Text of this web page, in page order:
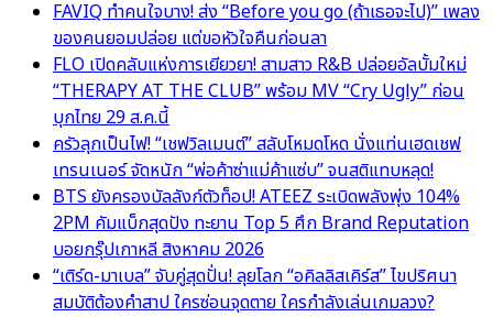
FAVIQ ทำคนใจบาง! ส่ง “Before you go (ถ้าเธอจะไป)” เพลง
ของคนยอมปล่อย แต่ขอหัวใจคืนก่อนลา
FLO เปิดคลับแห่งการเยียวยา! สามสาว R&B ปล่อยอัลบั้มใหม่
“THERAPY AT THE CLUB” พร้อม MV “Cry Ugly” ก่อน
บุกไทย 29 ส.ค.นี้
ครัวลุกเป็นไฟ! “เชฟวิลเมนต์” สลับโหมดโหด นั่งแท่นเฮดเชฟ
เทรนเนอร์ จัดหนัก “พ่อค้าซ่าแม่ค้าแซ่บ” จนสติแทบหลุด!
BTS ยังครองบัลลังก์ตัวท็อป! ATEEZ ระเบิดพลังพุ่ง 104%
2PM คัมแบ็กสุดปัง ทะยาน Top 5 ศึก Brand Reputation
บอยกรุ๊ปเกาหลี สิงหาคม 2026
“เติร์ด-มาเบล” จับคู่สุดปั่น! ลุยโลก “อคิลลิสเคิร์ส” ไขปริศนา
สมบัติต้องคำสาป ใครซ่อนจุดตาย ใครกำลังเล่นเกมลวง?